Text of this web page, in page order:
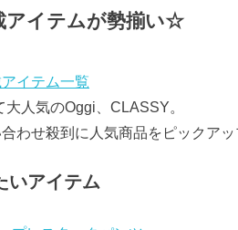
アイテムが勢揃い☆
イテム一覧
人気のOggi、CLASSY。
わせ殺到に人気商品をピックア
いアイテム